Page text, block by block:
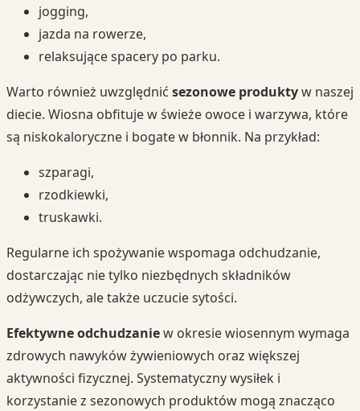
jogging,
jazda na rowerze,
relaksujące spacery po parku.
Warto również uwzględnić sezonowe produktyw naszej
diecie. Wiosna obfituje w świeże owoce i warzywa, które
są niskokaloryczne i bogate w błonnik. Na przykład:
szparagi,
rzodkiewki,
truskawki.
Regularne ich spożywanie wspomaga odchudzanie,
dostarczając nie tylko niezbędnych składników
odżywczych, ale także uczucie sytości.
Efektywne odchudzaniew okresie wiosennym wymaga
zdrowych nawyków żywieniowych oraz większej
aktywności fizycznej. Systematyczny wysiłek i
korzystanie z sezonowych produktów mogą znacząco